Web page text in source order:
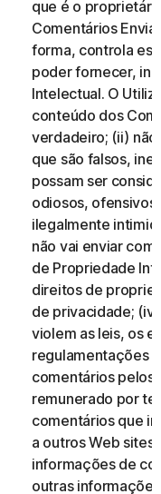
que é o
Comentários
forma, controla
poder fornecer,
Intelectual. O
conteúdo dos
verdadeiro; (ii) não
que são falsos,
possam ser
odiosos,
ilegalmente
não vai enviar
de Propriedade
direitos de
de privacidade; (iv)
violem as leis, os
regulamentações
comentários pelos
remunerado por
comentários que
a outros Web
informações de
outras